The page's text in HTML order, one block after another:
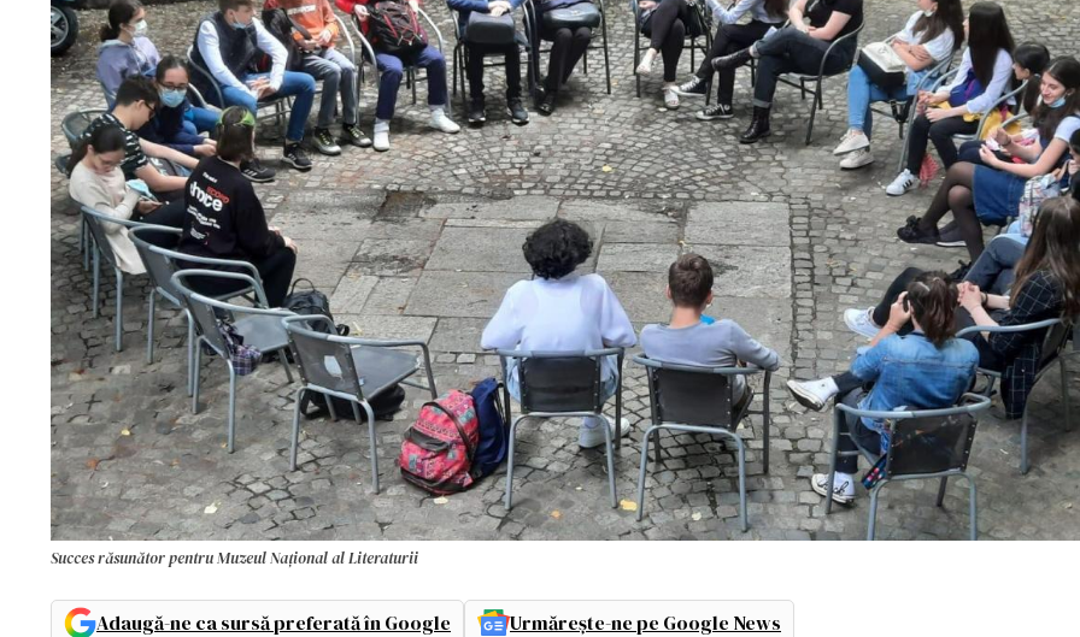
Succes răsunător pentru Muzeul Național al Literaturii
Adaugă-ne ca sursă preferată în Google Urmărește-ne pe Google News